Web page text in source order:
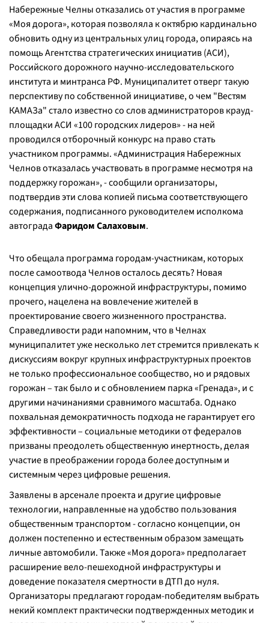
Набережные Челны отказались от участия в программе
«Моя дорога», которая позволяла к октябрю кардинально
обновить одну из центральных улиц города, опираясь на
помощь Агентства стратегических инициатив (АСИ),
Российского дорожного научно-исследовательского
института и минтранса РФ. Муниципалитет отверг такую
перспективу по собственной инициативе, о чем "Вестям
КАМАЗа" стало известно со слов администраторов крауд-
площадки АСИ «100 городских лидеров» - на ней
проводился отборочный конкурс на право стать
участником программы. «Администрация Набережных
Челнов отказалась участвовать в программе несмотря на
поддержку горожан», - сообщили организаторы,
подтвердив эти слова копией письма соответствующего
содержания, подписанного руководителем исполкома
автоградаФаридом Салаховым.
Что обещала программа городам-участникам, которых
после самоотвода Челнов осталось десять? Новая
концепция улично-дорожной инфраструктуры, помимо
прочего, нацелена на вовлечение жителей в
проектирование своего жизненного пространства.
Справедливости ради напомним, что в Челнах
муниципалитет уже несколько лет стремится привлекать к
дискуссиям вокруг крупных инфраструктурных проектов
не только профессиональное сообщество, но и рядовых
горожан – так было и с обновлением парка «Гренада», и с
другими начинаниями сравнимого масштаба. Однако
похвальная демократичность подхода не гарантирует его
эффективности – социальные методики от федералов
призваны преодолеть общественную инертность, делая
участие в преображении города более доступным и
системным через цифровые решения.
Заявлены в арсенале проекта и другие цифровые
технологии, направленные на удобство пользования
общественным транспортом - согласно концепции, он
должен постепенно и естественным образом замещать
личные автомобили. Также «Моя дорога» предполагает
расширение вело-пешеходной инфраструктуры и
доведение показателя смертности в ДТП до нуля.
Организаторы предлагают городам-победителям выбрать
некий комплект практически подтвержденных методик и